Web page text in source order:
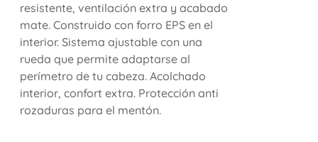
resistente, ventilación extra y acabado
mate. Construido con forro EPS en el
interior. Sistema ajustable con una
rueda que permite adaptarse al
perímetro de tu cabeza. Acolchado
interior, confort extra. Protección anti
rozaduras para el mentón.